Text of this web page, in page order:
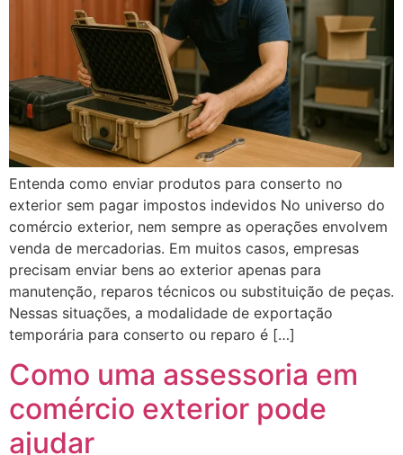
Entenda como enviar produtos para conserto no
exterior sem pagar impostos indevidos No universo do
comércio exterior, nem sempre as operações envolvem
venda de mercadorias. Em muitos casos, empresas
precisam enviar bens ao exterior apenas para
manutenção, reparos técnicos ou substituição de peças.
Nessas situações, a modalidade de exportação
temporária para conserto ou reparo é […]
Como uma assessoria em
comércio exterior pode
ajudar